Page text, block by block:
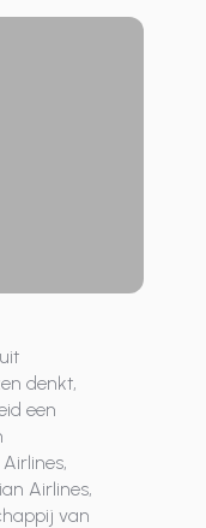
denkt,
een
Airlines,
van